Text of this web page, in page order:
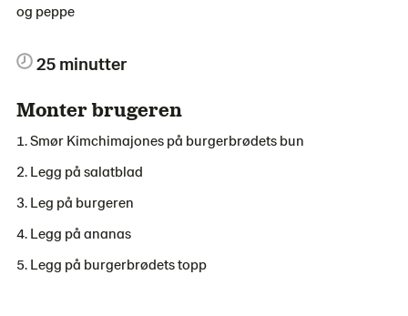
og peppe
25 minutter
Monter brugeren
Smør Kimchimajones på burgerbrødets bun
Legg på salatblad
Leg på burgeren
Legg på ananas
Legg på burgerbrødets topp